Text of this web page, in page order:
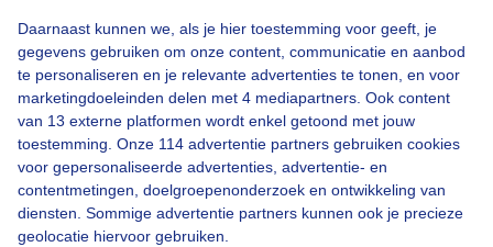
Daarnaast kunnen we, als je hier toestemming voor geeft, je
gegevens gebruiken om onze content, communicatie en aanbod
te personaliseren en je relevante advertenties te tonen, en voor
marketingdoeleinden delen met 4 mediapartners. Ook content
van 13 externe platformen wordt enkel getoond met jouw
toestemming. Onze 114 advertentie partners gebruiken cookies
voor gepersonaliseerde advertenties, advertentie- en
contentmetingen, doelgroepenonderzoek en ontwikkeling van
diensten. Sommige advertentie partners kunnen ook je precieze
geolocatie hiervoor gebruiken.
Een moment geduld aub...
Over Buienradar